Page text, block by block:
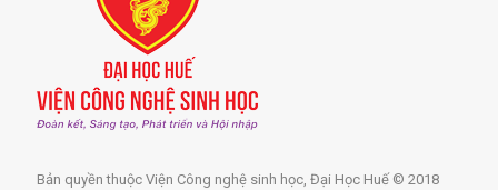
Bản quyền thuộc Viện Công nghệ sinh học, Đại Học Huế © 2018